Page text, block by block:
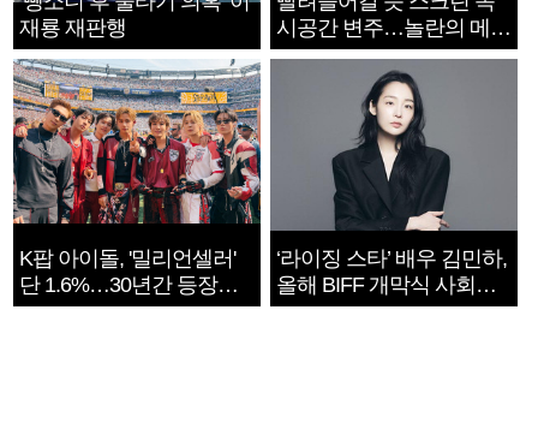
재룡 재판행
시공간 변주…놀란의 메시
지는 ‘전쟁 속죄’
K팝 아이돌, '밀리언셀러'
단 1.6%…30년간 등장
1182개팀 전수조사
‘라이징 스타’ 배우 김민하,
올해 BIFF 개막식 사회자
확정